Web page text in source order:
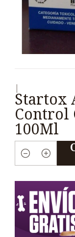
Startox
Control
100Ml
Cantidad